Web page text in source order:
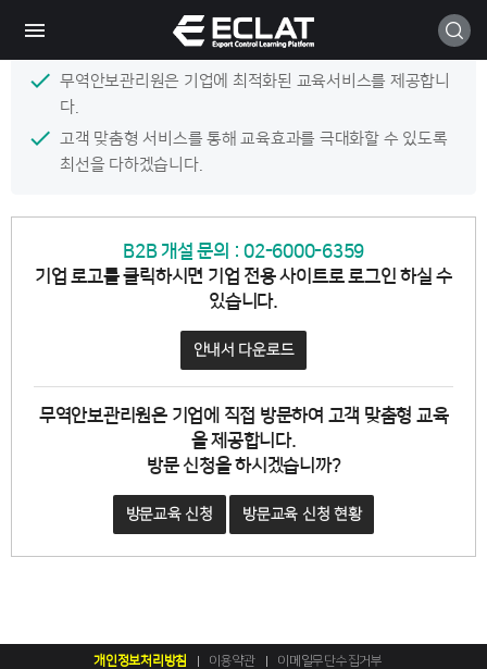
로
로
모바일
B2B
무역안보관리원은 기업에 최적화된 교육서비스를 제공합니
다.
고객 맞춤형 서비스를 통해 교육효과를 극대화할 수 있도록
최선을 다하겠습니다.
B2B 개설 문의 : 02-6000-6359
기업 로고를 클릭하시면 기업 전용 사이트로 로그인 하실 수
있습니다.
안내서 다운로드
무역안보관리원은 기업에 직접 방문하여 고객 맞춤형 교육
을 제공합니다.
방문 신청을 하시겠습니까?
방문교육 신청 방문교육 신청 현황
개인정보처리방침 이용약관 이메일무단수집거부